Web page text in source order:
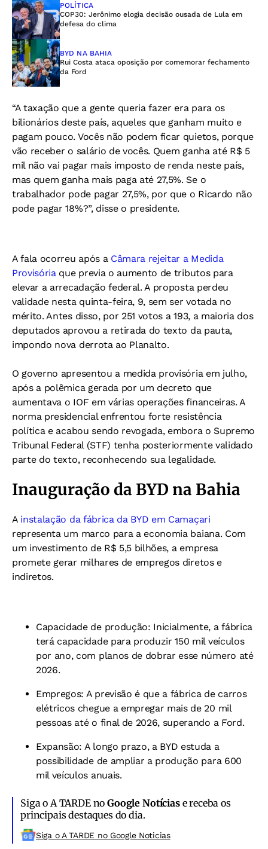
POLÍTICA
COP30: Jerônimo elogia decisão ousada de Lula em
defesa do clima
BYD NA BAHIA
Rui Costa ataca oposição por comemorar fechamento
da Ford
“A taxação que a gente queria fazer era para os
bilionários deste país, aqueles que ganham muito e
pagam pouco. Vocês não podem ficar quietos, porque
vão receber o salário de vocês. Quem ganha até R$ 5
mil não vai pagar mais imposto de renda neste país,
mas quem ganha mais paga até 27,5%. Se o
trabalhador pode pagar 27,5%, por que o Ricardo não
pode pagar 18%?”, disse o presidente.
A fala ocorreu após a Câmara rejeitar a Medida
Provisóriaque previa o aumento de tributos para
elevar a arrecadação federal. A proposta perdeu
validade nesta quinta-feira, 9, sem ser votada no
mérito. Antes disso, por 251 votos a 193, a maioria dos
deputados aprovou a retirada do texto da pauta,
impondo nova derrota ao Planalto.
O governo apresentou a medida provisória em julho,
após a polêmica gerada por um decreto que
aumentava o IOF em várias operações financeiras. A
norma presidencial enfrentou forte resistência
política e acabou sendo revogada, embora o Supremo
Tribunal Federal (STF) tenha posteriormente validado
parte do texto, reconhecendo sua legalidade.
Inauguração da BYD na Bahia
A instalação da fábrica da BYD em Camaçari
representa um marco para a economia baiana. Com
um investimento de R$ 5,5 bilhões, a empresa
promete gerar milhares de empregos diretos e
indiretos.
Capacidade de produção: Inicialmente, a fábrica
terá capacidade para produzir 150 mil veículos
por ano, com planos de dobrar esse número até
2026.
Empregos: A previsão é que a fábrica de carros
elétricos chegue a empregar mais de 20 mil
pessoas até o final de 2026, superando a Ford.
Expansão: A longo prazo, a BYD estuda a
possibilidade de ampliar a produção para 600
mil veículos anuais.
Siga o A TARDE noGoogle Notíciase receba os
principais destaques do dia.
Siga o A TARDE no Google Noticias